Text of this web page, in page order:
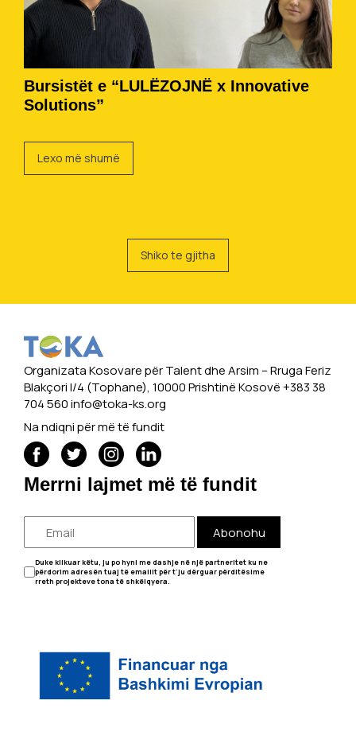
Bursistët e “LULËZOJNË x Innovative
Solutions”
Lexo më shumë
Shiko te gjitha
Organizata Kosovare për Talent dhe Arsim -- Rruga Feriz
Blakçori I/4 (Tophane), 10000 Prishtinë Kosovë +383 38
704 560info@toka-ks.org
Na ndiqni për më të fundit
Merrni lajmet më të fundit
Abonohu
Duke klikuar këtu, ju po hyni me dashje në një partneritet ku ne
përdorim adresën tuaj të emailit për t'ju dërguar përditësime
rreth projekteve tona të shkëlqyera.